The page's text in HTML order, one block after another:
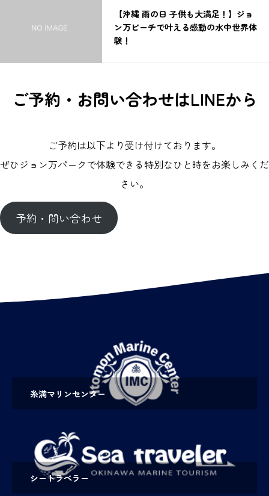
【沖縄 雨の日 子供も大満足！】ジョ
ン万ビーチで叶える感動の水中世界体
験！
ご予約・お問い合わせはLINEから
ご予約は以下より受け付けております。
ぜひジョン万パークで体験できる特別なひと時をお楽しみくだ
さい。
予約・問い合わせ
糸満マリンセンター
シートラベラー